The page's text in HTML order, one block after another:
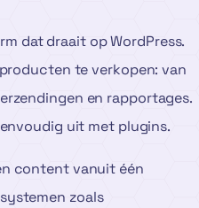
dat draait op WordPress.
te verkopen: van
en rapportages.
uit met plugins.
content vanuit één
zoals